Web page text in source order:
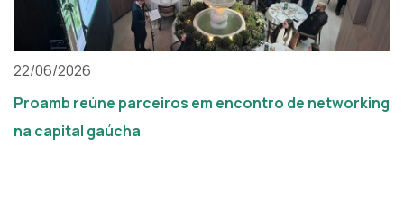
22/06/2026
Proamb reúne parceiros em encontro de networking
na capital gaúcha